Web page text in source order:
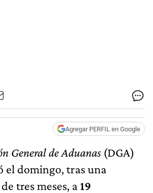
Agregar PERFIL en Google
General de Aduanas (DGA)
el domingo, tras una
tres meses, a19